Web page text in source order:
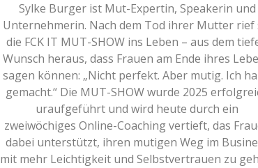
Sylke Burger ist Mut-Expertin, Speakerin und
Unternehmerin. Nach dem Tod ihrer Mutter rief
die FCK IT MUT-SHOW ins Leben – aus dem
Wunsch heraus, dass Frauen am Ende ihres
sagen können: „Nicht perfekt. Aber mutig. Ich
gemacht.“ Die MUT-SHOW wurde 2025
uraufgeführt und wird heute durch ein
zweiwöchiges Online-Coaching vertieft, das
dabei unterstützt, ihren mutigen Weg im
mit mehr Leichtigkeit und Selbstvertrauen zu